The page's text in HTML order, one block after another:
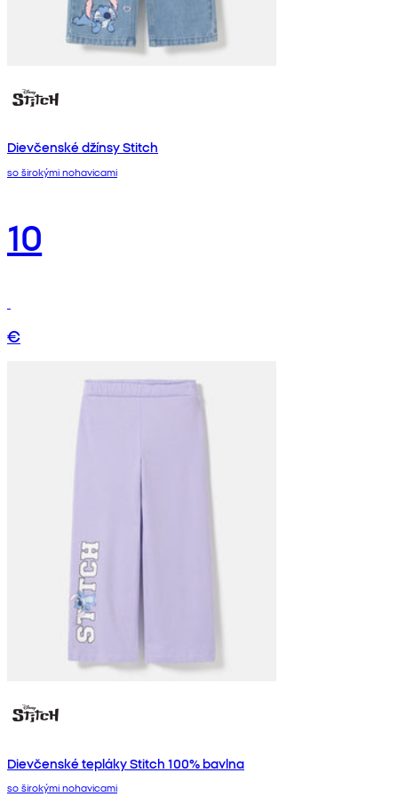
Dievčenské džínsy Stitch
so širokými nohavicami
10
€
Dievčenské tepláky Stitch 100% bavlna
so širokými nohavicami